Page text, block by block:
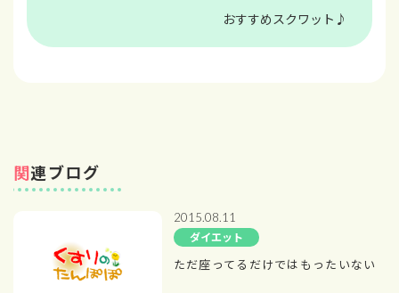
おすすめスクワット♪
関連ブログ
2015.08.11
ダイエット
ただ座ってるだけではもったいない